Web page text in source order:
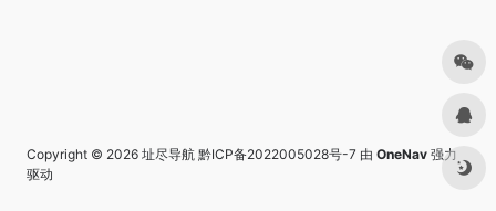
Copyright © 2026 址尽导航 黔ICP备2022005028号-7 由 OneNav 强力
驱动